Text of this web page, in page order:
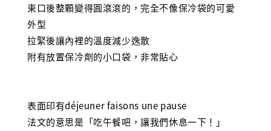
束口後整顆變得圓滾滾的，完全不像保冷袋的可愛
外型
拉緊後讓內裡的溫度減少逸散
附有放置保冷劑的小口袋，非常貼心
表面印有déjeuner faisons une pause
法文的意思是「吃午餐吧，讓我們休息一下！」